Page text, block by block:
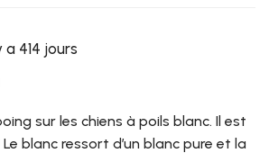
a 414 jours
sur les chiens à poils blanc. Il est
blanc ressort d’un blanc pure et la